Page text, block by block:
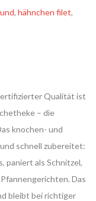
, hähnchen filet,
Qualität ist
– die
knochen- und
schnell zubereitet:
paniert als Schnitzel,
Das
bleibt bei richtiger